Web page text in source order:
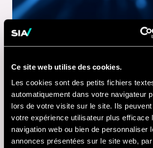
Ce site web utilise des cookies.
Les cookies sont des petits fichiers
automatiquement dans votre navigateur
lors de votre visite sur le site. Ils
votre expérience utilisateur plus efficace
navigation web ou bien de personnaliser
annonces présentées sur le site web, par
Nausicaá
sa billetterie